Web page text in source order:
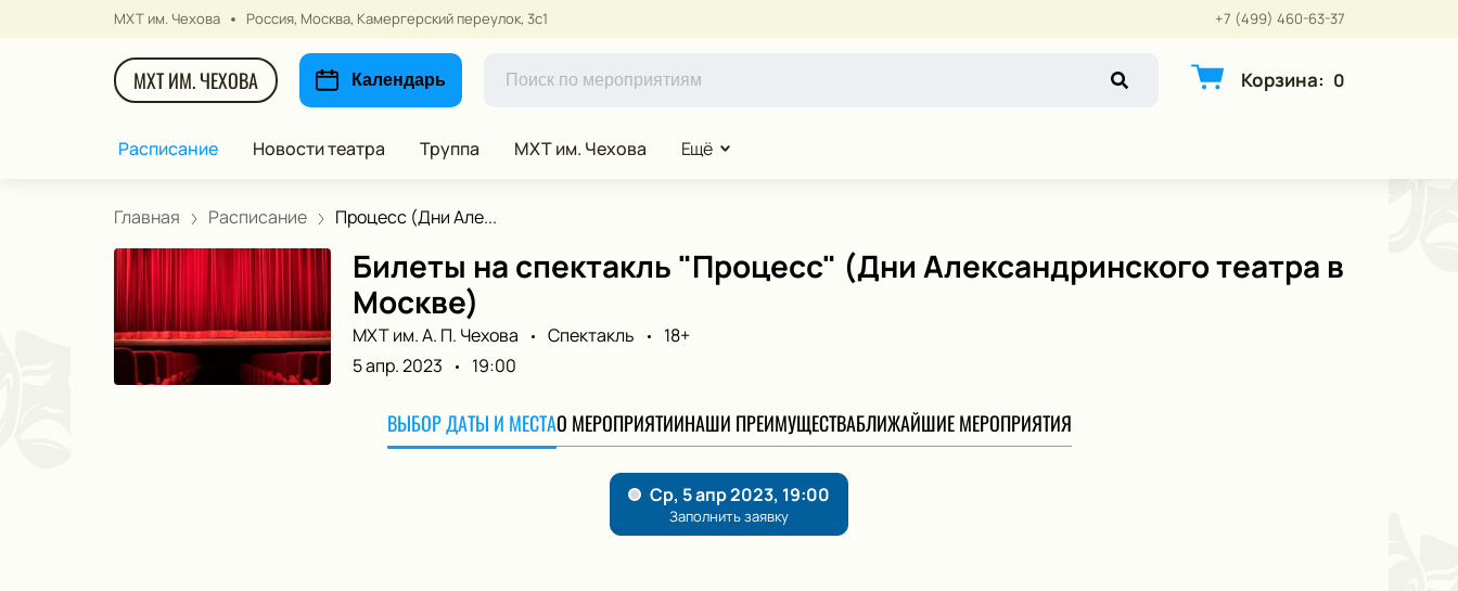
МХТ им. Чехова Россия, Москва, Камергерский переулок, 3с1 +7 (499) 460-63-37
МХТ ИМ. ЧЕХОВА Календарь Корзина: 0
Расписание Новости театра Труппа МХТ им. Чехова Ещё
Главная Расписание Процесс (Дни Але...
Билеты на спектакль "Процесс" (Дни Александринского театра в
Москве)
МХТ им. А. П. Чехова Спектакль
18+
5 апр. 2023
19:00
ВЫБОР ДАТЫ И МЕСТАО МЕРОПРИЯТИИНАШИ ПРЕИМУЩЕСТВАБЛИЖАЙШИЕ МЕРОПРИЯТИЯ